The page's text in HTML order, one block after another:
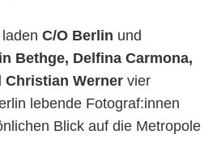
laden C/O Berlin und
Bethge, Delfina Carmona,
Christian Werner vier
lebende Fotograf:innen
Blick auf die Metropole